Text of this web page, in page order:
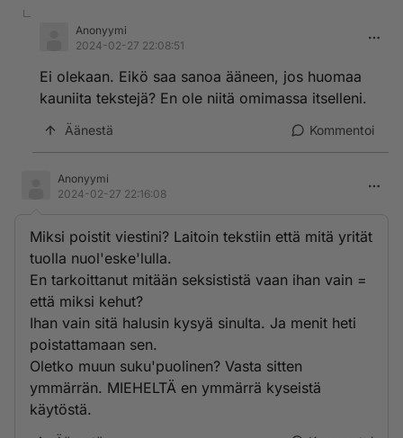
Anonyymi
2024-02-27 22:08:51
Ei olekaan. Eikö saa sanoa ääneen, jos huomaa
kauniita tekstejä? En ole niitä omimassa itselleni.
Äänestä Kommentoi
Anonyymi
2024-02-27 22:16:08
Miksi poistit viestini? Laitoin tekstiin että mitä yrität
tuolla nuol'eske'lulla.
En tarkoittanut mitään seksististä vaan ihan vain =
että miksi kehut?
Ihan vain sitä halusin kysyä sinulta. Ja menit heti
poistattamaan sen.
Oletko muun suku'puolinen? Vasta sitten
ymmärrän. MIEHELTÄ en ymmärrä kyseistä
käytöstä.